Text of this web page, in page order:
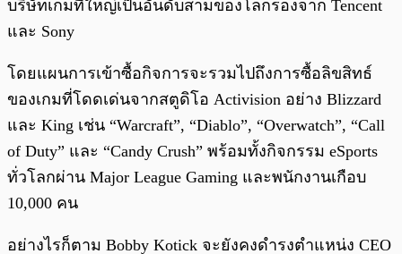
บริษัทเกมที่ใหญ่เป็นอันดับสามของโลกรองจาก Tencent
และ Sony
โดยแผนการเข้าซื้อกิจการจะรวมไปถึงการซื้อลิขสิทธ์
ของเกมที่โดดเด่นจากสตูดิโอ Activision อย่าง Blizzard
และ King เช่น “Warcraft”, “Diablo”, “Overwatch”, “Call
of Duty” และ “Candy Crush” พร้อมทั้งกิจกรรม eSports
ทั่วโลกผ่าน Major League Gaming และพนักงานเกือบ
10,000 คน
อย่างไรก็ตาม Bobby Kotick จะยังคงดำรงตำแหน่ง CEO